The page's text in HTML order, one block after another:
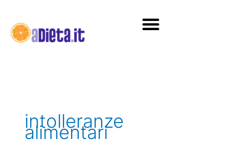
contenuto
intolleranze
alimentari